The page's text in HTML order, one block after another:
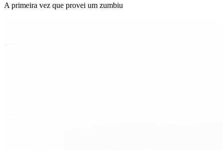
A primeira vez que provei um zumbiu